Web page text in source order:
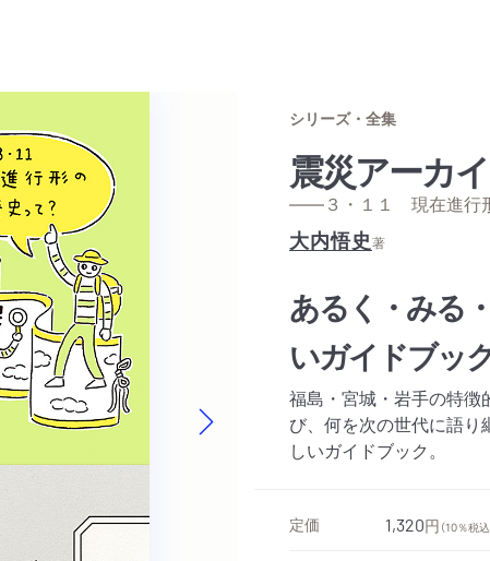
シリーズ・全集
震災アーカ
——３・１１ 現在進行
大内悟史著
あるく・みる
いガイドブッ
福島・宮城・岩手の特徴
び、何を次の世代に語り
しいガイドブック。
定価 1,320円 （10％税込